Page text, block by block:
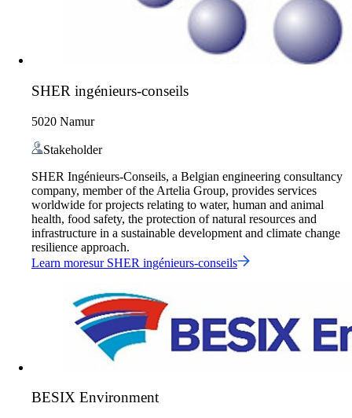
SHER ingénieurs-conseils
5020 Namur
Stakeholder
SHER Ingénieurs-Conseils, a Belgian engineering consultancy
company, member of the Artelia Group, provides services
worldwide for projects relating to water, human and animal
health, food safety, the protection of natural resources and
infrastructure in a sustainable development and climate change
resilience approach.
Learn moresur SHER ingénieurs-conseils
BESIX Environment